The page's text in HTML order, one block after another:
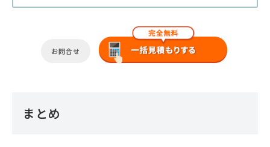
お問合せ
まとめ